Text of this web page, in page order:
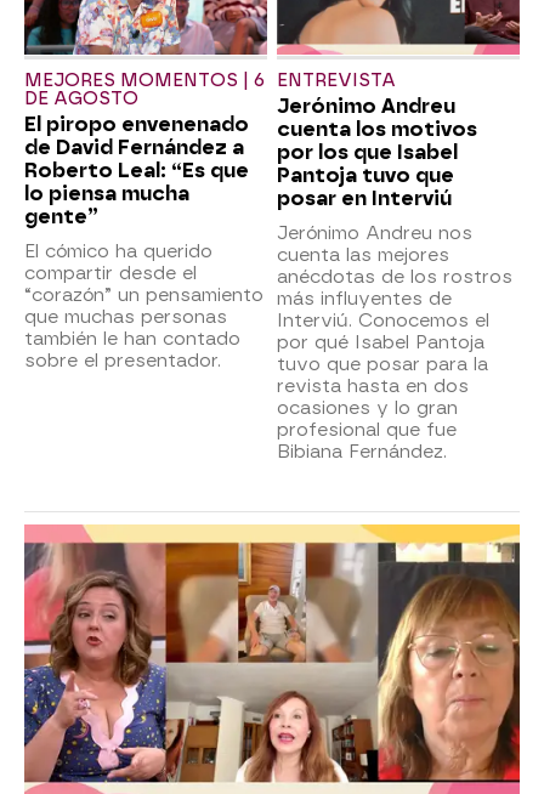
MEJORES MOMENTOS | 6
DE AGOSTO
El piropo envenenado
de David Fernández a
Roberto Leal: “Es que
lo piensa mucha
gente”
El cómico ha querido
compartir desde el
“corazón” un pensamiento
que muchas personas
también le han contado
sobre el presentador.
ENTREVISTA
Jerónimo Andreu
cuenta los motivos
por los que Isabel
Pantoja tuvo que
posar en Interviú
Jerónimo Andreu nos
cuenta las mejores
anécdotas de los rostros
más influyentes de
Interviú. Conocemos el
por qué Isabel Pantoja
tuvo que posar para la
revista hasta en dos
ocasiones y lo gran
profesional que fue
Bibiana Fernández.